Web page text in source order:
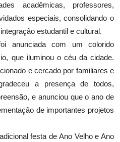
acadêmicas, professores,
especiais, consolidando o
estudantil e cultural.
anunciada com um colorido
que iluminou o céu da cidade.
e cercado por familiares e
a presença de todos,
e anunciou que o ano de
de importantes projetos
festa de Ano Velho e Ano